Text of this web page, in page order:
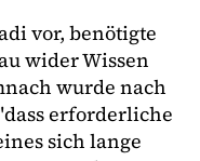
vor, benötigte
wider Wissen
wurde nach
erforderliche
sich lange